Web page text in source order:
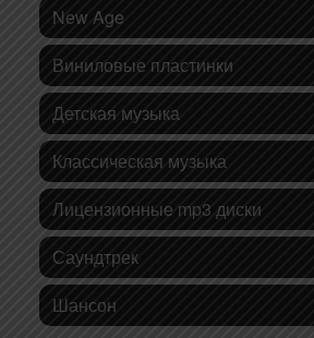
New Age
Виниловые пластинки
Детская музыка
Классическая музыка
Лицензионные mp3 диски
Саундтрек
Шансон